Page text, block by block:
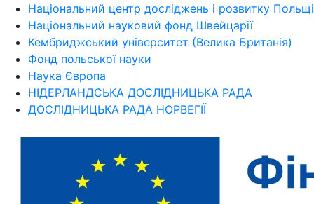
Національний центр досліджень і розвитку Польщі
Національний науковий фонд Швейцарії
Кембриджський університет (Велика Британія)
Фонд польської науки
Наука Європа
НІДЕРЛАНДСЬКА ДОСЛІДНИЦЬКА РАДА
ДОСЛІДНИЦЬКА РАДА НОРВЕГІЇ